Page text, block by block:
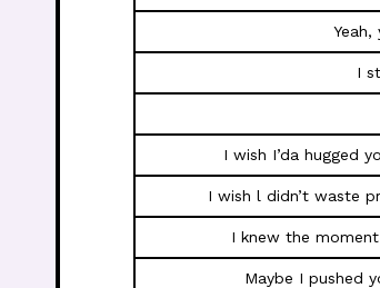
I
I wish I’da hugged
I wish l didn’t waste
I knew the
Maybe I pushed